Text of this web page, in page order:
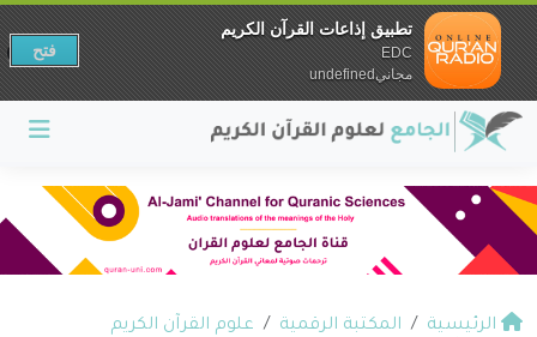
الرئيسية المكتبة الرقمية
علوم القرآن الكريم
تطبيق إذاعات القرآن الكريم
EDC
مجانيundefined
فتح